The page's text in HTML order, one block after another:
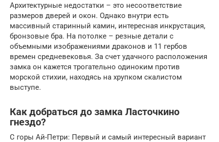
Архитектурные недостатки – это несоответствие
размеров дверей и окон. Однако внутри есть
массивный старинный камин, интересная инкрустация,
бронзовые бра. На потолке – резные детали с
объемными изображениями драконов и 11 гербов
времен средневековья. За счет удачного расположения
замка он кажется трогательно одиноким против
морской стихии, находясь на хрупком скалистом
выступе.
Как добраться до замка Ласточкино
гнездо?
С горы Ай-Петри: Первый и самый интересный вариант